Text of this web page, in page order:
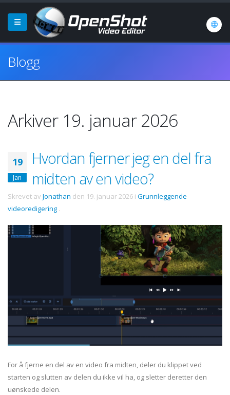
Blogg
Arkiver 19. januar 2026
19
Jan
Hvordan fjerner jeg en del fra
midten av en video?
Skrevet av Jonathan den 19. januar 2026 i Grunnleggende
videoredigering .
For å fjerne en del av en video fra midten, deler du klippet ved
starten og slutten av delen du ikke vil ha, og sletter deretter den
uønskede delen.